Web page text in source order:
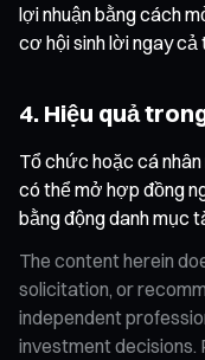
lợi nhuận bằng cách
cơ hội sinh lời ngay
4. Hiệu quả
Tổ chức hoặc cá
có thể mở hợp đồng
bằng động danh mục
The content herein
solicitation, or
independent
investment